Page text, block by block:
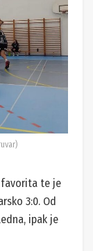
favorita te je
3:0. Od
ipak je